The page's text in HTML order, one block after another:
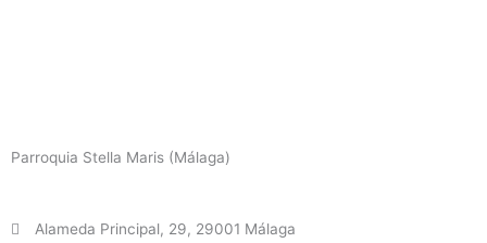
Parroquia Stella Maris (Málaga)
Alameda Principal, 29, 29001 Málaga